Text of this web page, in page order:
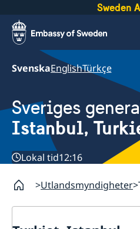
Sweden
SvenskaEnglishTürkçe
Sveriges
Istanbul,
Lokal tid12:16
Utlandsmyndigheter